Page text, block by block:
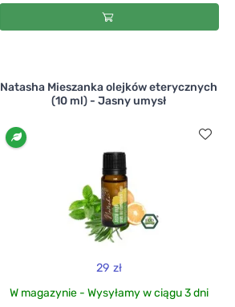
Natasha Mieszanka olejków eterycznych
(10 ml) - Jasny umysł
29 zł
W magazynie - Wysyłamy w ciągu 3 dni